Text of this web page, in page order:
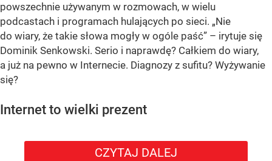
powszechnie używanym w rozmowach, w wielu
podcastach i programach hulających po sieci. „Nie
do wiary, że takie słowa mogły w ogóle paść” – irytuje się
Dominik Senkowski. Serio i naprawdę? Całkiem do wiary,
a już na pewno w Internecie. Diagnozy z sufitu? Wyżywanie
się?
Internet to wielki prezent
CZYTAJ DALEJ